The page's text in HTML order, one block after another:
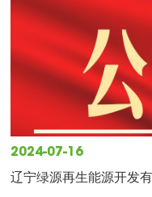
2024-07-16
辽宁绿源再生能源开发